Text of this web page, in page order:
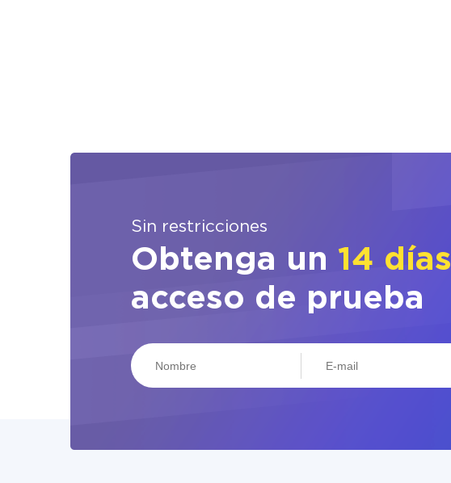
Sin restricciones
Obtenga un 14 días
acceso de prueba